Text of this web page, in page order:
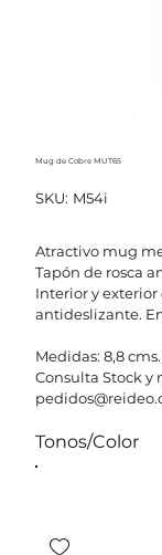
Mug de Cobre MUT65
SKU: SKU
M54i
M54i
Atractivo mug
Tapón de rosca
Interior y exterior
antideslizante.
Medidas: 8,8
Consulta Stock y
Tonos/Color